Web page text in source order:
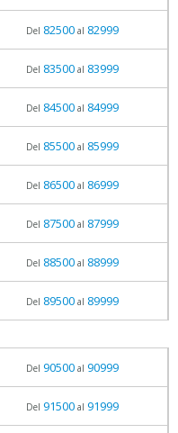
Del 82500al 82999
Del 83500al 83999
Del 84500al 84999
Del 85500al 85999
Del 86500al 86999
Del 87500al 87999
Del 88500al 88999
Del 89500al 89999
Del 90500al 90999
Del 91500al 91999